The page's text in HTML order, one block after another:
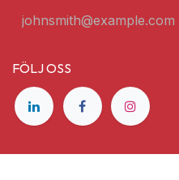
FÖLJ OSS